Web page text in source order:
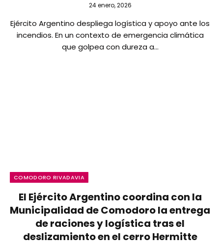
24 enero, 2026
Ejército Argentino despliega logística y apoyo ante los
incendios. En un contexto de emergencia climática
que golpea con dureza a…
COMODORO RIVADAVIA
El Ejército Argentino coordina con la
Municipalidad de Comodoro la entrega
de raciones y logística tras el
deslizamiento en el cerro Hermitte